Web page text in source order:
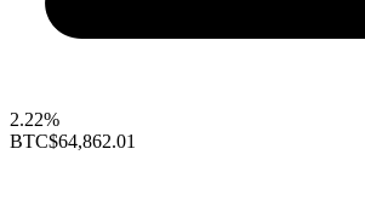
2.22%
BTC$64,862.01